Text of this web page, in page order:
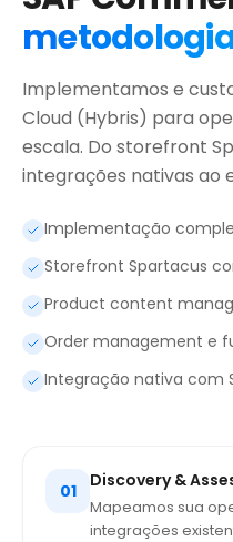
Implementamos e
Cloud (Hybris) para
escala. Do storefront
integrações nativas ao
Implementação
Storefront Spartacus
Product content
Order management e
Integração nativa com
01 Discovery &
Mapeamos sua
integrações